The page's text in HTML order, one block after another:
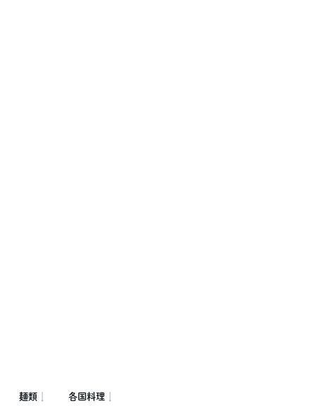
麺類 各国料理